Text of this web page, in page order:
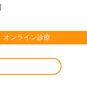
オンライン診療